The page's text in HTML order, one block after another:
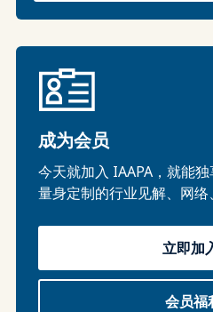
成为会员
今天就加入 IAAPA，就能
量身定制的行业见解、网络
立即加
会员福